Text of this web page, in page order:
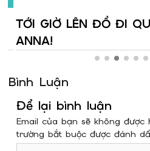
TỚI GIỜ LÊN ĐỒ ĐI
ANNA!
Bình Luận
Để lại bình luận
Email của bạn sẽ không
trường bắt buộc được đánh